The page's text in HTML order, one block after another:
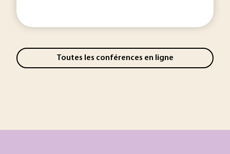
Toutes les conférences en ligne